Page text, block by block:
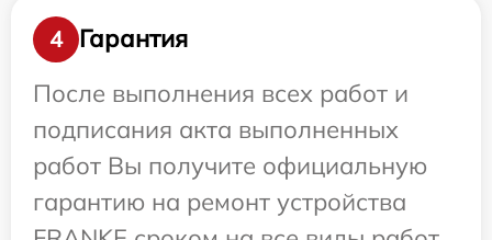
4
Гарантия
После выполнения всех работ и
подписания акта выполненных
работ Вы получите официальную
гарантию на ремонт устройства